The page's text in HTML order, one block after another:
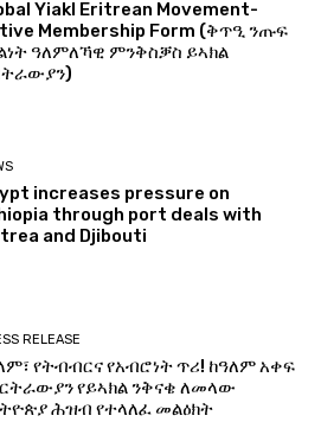
Yiakl Eritrean Movement-
Membership Form (ቅጥዒ ንጡፍ
ዓለምለኻዊ ምንቅስቓስ ይኣክል
increases pressure on
through port deals with
and Djibouti
RELEASE
የትብብርና የአብሮነት ጥሪ! ከዓለም አቀፍ
የይኣክል ንቅናቄ ለመላው
ሕዝብ የተላለፈ መልዕክት